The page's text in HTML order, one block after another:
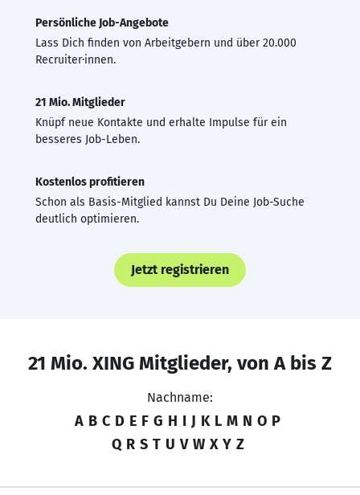
Persönliche Job-Angebote
Lass Dich finden von Arbeitgebern und über 20.000
Recruiter·innen.
21 Mio. Mitglieder
Knüpf neue Kontakte und erhalte Impulse für ein
besseres Job-Leben.
Kostenlos profitieren
Schon als Basis-Mitglied kannst Du Deine Job-Suche
deutlich optimieren.
Jetzt registrieren
21 Mio. XING Mitglieder, von A bis Z
Nachname:
A B C D E F G H I J K L M N O P
Q R S T U V W X Y Z